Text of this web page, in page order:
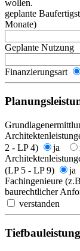
wollen.
geplante
Monate)
Geplante Nutzung
Finanzierungsart
2 - LP 4)
ja
(LP 5 - LP 9)
ja
Fachingenieure
baurechtlicher
verstanden